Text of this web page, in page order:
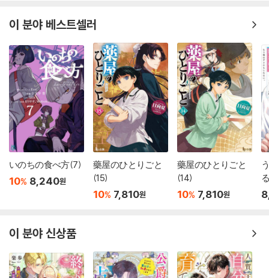
이 분야 베스트셀러
いのちの食べ方(7)
10% 8,240원
藥屋のひとりごと
(15)
10% 7,810원
藥屋のひとりごと
(14)
10% 7,810원
이 분야 신상품